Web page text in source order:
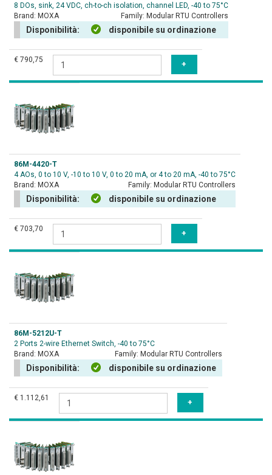
8 DOs, sink, 24 VDC, ch-to-ch isolation, channel LED, -40 to 75°C
Brand: MOXA Family: Modular RTU Controllers
Disponibilità: disponibile su ordinazione
€ 790,75
86M-4420-T
4 AOs, 0 to 10 V, -10 to 10 V, 0 to 20 mA, or 4 to 20 mA, -40 to 75°C
Brand: MOXA Family: Modular RTU Controllers
Disponibilità: disponibile su ordinazione
€ 703,70
86M-5212U-T
2 Ports 2-wire Ethernet Switch, -40 to 75°C
Brand: MOXA Family: Modular RTU Controllers
Disponibilità: disponibile su ordinazione
€ 1.112,61